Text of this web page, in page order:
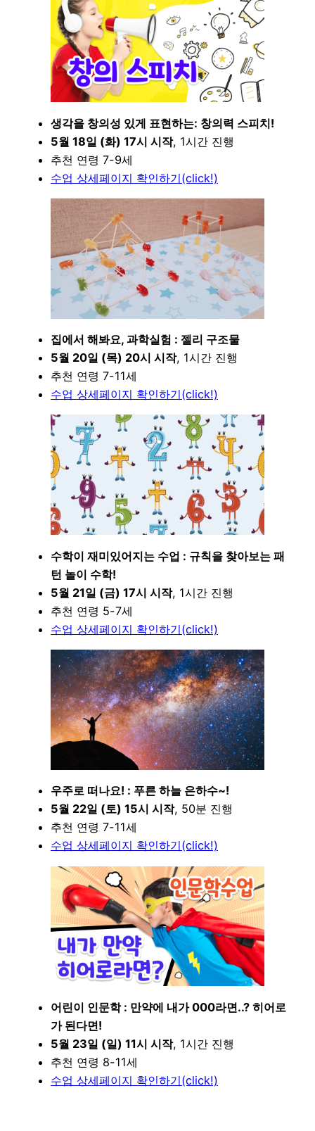
생각을 창의성 있게 표현하는: 창의력 스피치!
5월 18일 (화) 17시 시작, 1시간 진행
추천 연령 7-9세
수업 상세페이지 확인하기(click!)
집에서 해봐요, 과학실험 : 젤리 구조물
5월 20일 (목) 20시 시작, 1시간 진행
추천 연령 7-11세
수업 상세페이지 확인하기(click!)
수학이 재미있어지는 수업 : 규칙을 찾아보는 패
턴 놀이 수학!
5월 21일 (금) 17시 시작, 1시간 진행
추천 연령 5-7세
수업 상세페이지 확인하기(click!)
우주로 떠나요! : 푸른 하늘 은하수~!
5월 22일 (토) 15시 시작, 50분 진행
추천 연령 7-11세
수업 상세페이지 확인하기(click!)
어린이 인문학 : 만약에 내가 000라면..? 히어로
가 된다면!
5월 23일 (일) 11시 시작, 1시간 진행
추천 연령 8-11세
수업 상세페이지 확인하기(click!)